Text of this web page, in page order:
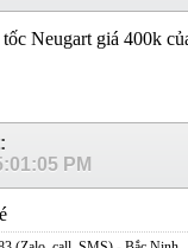
Neugart giá 400k
PM